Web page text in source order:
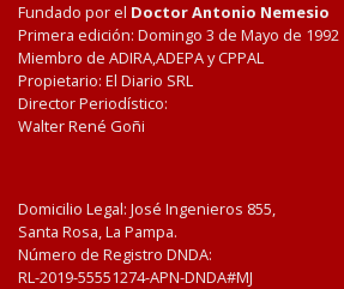
Fundado por el Doctor Antonio Nemesio
Primera edición: Domingo 3 de Mayo de 1992
Miembro de ADIRA,ADEPA y CPPAL
Propietario: El Diario SRL
Director Periodístico:
Walter René Goñi
Domicilio Legal: José Ingenieros 855,
Santa Rosa, La Pampa.
Número de Registro DNDA:
RL-2019-55551274-APN-DNDA#MJ